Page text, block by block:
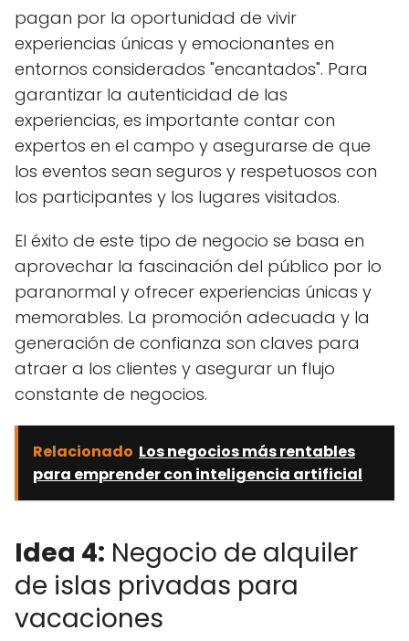
pagan por la oportunidad de vivir
experiencias únicas y emocionantes en
entornos considerados "encantados". Para
garantizar la autenticidad de las
experiencias, es importante contar con
expertos en el campo y asegurarse de que
los eventos sean seguros y respetuosos con
los participantes y los lugares visitados.
El éxito de este tipo de negocio se basa en
aprovechar la fascinación del público por lo
paranormal y ofrecer experiencias únicas y
memorables. La promoción adecuada y la
generación de confianza son claves para
atraer a los clientes y asegurar un flujo
constante de negocios.
Relacionado Los negocios más rentables
para emprender con inteligencia artificial
Idea 4: Negocio de alquiler
de islas privadas para
vacaciones